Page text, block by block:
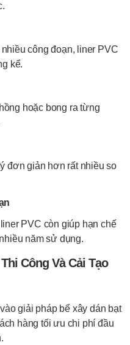
công đoạn, liner PVC
kể.
hoặc bong ra từng
đơn giản hơn rất nhiều so
PVC còn giúp hạn chế
năm sử dụng.
Công Và Cải Tạo
giải pháp bể xây dán bạt
hàng tối ưu chi phí đầu